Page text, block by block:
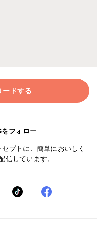
ードする
をフォロー
プトに、簡単においしく
信しています。